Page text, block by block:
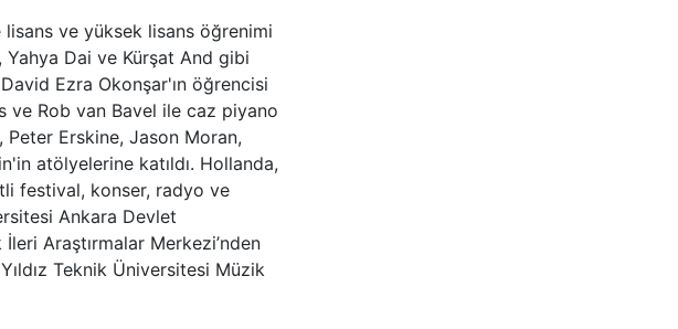
lisans ve yüksek lisans öğrenimi
Yahya Dai ve Kürşat And gibi
Ezra Okonşar'ın öğrencisi
ve Rob van Bavel ile caz piyano
Erskine, Jason Moran,
atölyelerine katıldı. Hollanda,
festival, konser, radyo ve
Ankara Devlet
Araştırmalar Merkezi’nden
Teknik Üniversitesi Müzik